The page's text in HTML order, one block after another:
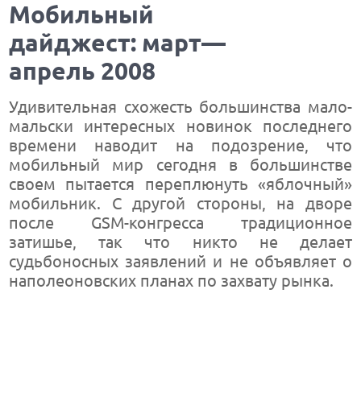
Мобильный
дайджест: март—
апрель 2008
Удивительная схожесть большинства мало-
мальски интересных новинок последнего
времени наводит на подозрение, что
мобильный мир сегодня в большинстве
своем пытается переплюнуть «яблочный»
мобильник. С другой стороны, на дворе
после GSM-конгресса традиционное
затишье, так что никто не делает
судьбоносных заявлений и не объявляет о
наполеоновских планах по захвату рынка.